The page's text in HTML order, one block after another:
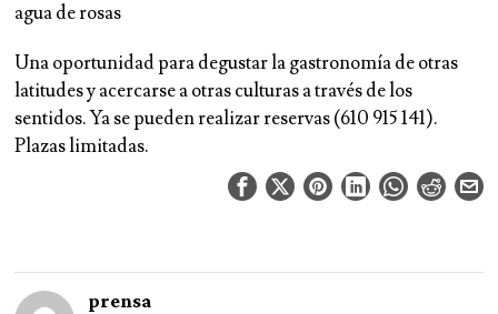
agua de rosas
Una oportunidad para degustar la gastronomía de otras
latitudes y acercarse a otras culturas a través de los
sentidos. Ya se pueden realizar reservas (610 915 141).
Plazas limitadas.
prensa